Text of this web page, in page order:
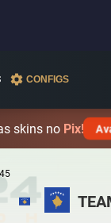
CONFIGS
skins no Pix!